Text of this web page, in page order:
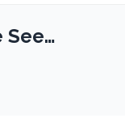
See